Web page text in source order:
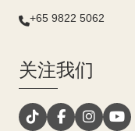
+65 9822 5062
关注我们